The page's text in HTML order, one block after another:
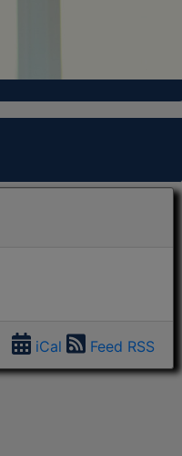
iCal Feed RSS